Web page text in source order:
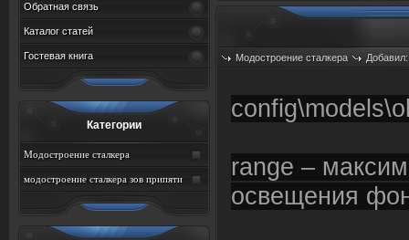
Обратная связь
Каталог статей
Гостевая книга
Категории
Модостроение сталкера
модостроение сталкера зов припяти
Модостроение сталкера
range –
освещения